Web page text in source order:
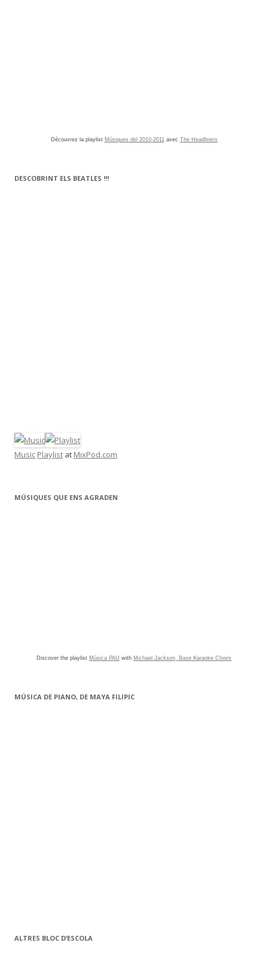
Découvrez la playlist Músiques del 2010-2011avec The Headliners
DESCOBRINT ELS BEATLES !!!
Music Playlist at MixPod.com
MÚSIQUES QUE ENS AGRADEN
Discover the playlist Música PAU with Michael Jackson, Base Karaoke Choirs
MÚSICA DE PIANO, DE MAYA FILIPIC
ALTRES BLOC D’ESCOLA